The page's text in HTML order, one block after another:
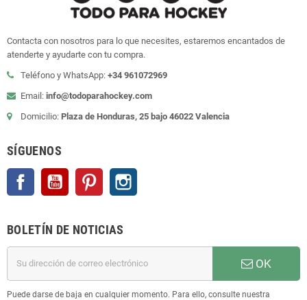
Contacta con nosotros para lo que necesites, estaremos encantados de
atenderte y ayudarte con tu compra.
Teléfono y WhatsApp: +34 961072969
Email: info@todoparahockey.com
Domicilio: Plaza de Honduras, 25 bajo 46022 Valencia
SÍGUENOS
Facebook YouTube Pinterest
BOLETÍN DE NOTICIAS
OK
Puede darse de baja en cualquier momento. Para ello, consulte nuestra